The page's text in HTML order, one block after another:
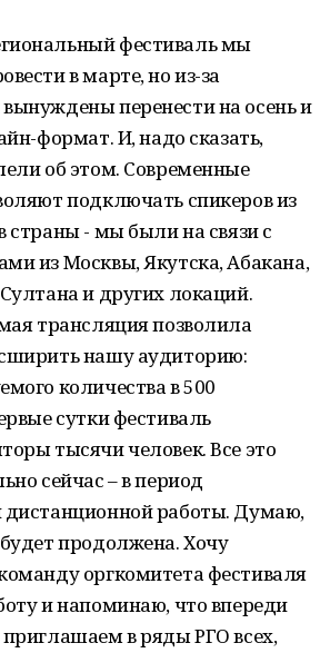
фестиваль мы
в марте, но из-за
перенести на осень и
формат. И, надо сказать,
об этом. Современные
подключать спикеров из
страны - мы были на связи с
из Москвы, Якутска, Абакана,
и других локаций.
трансляция позволила
нашу аудиторию:
количества в 500
сутки фестиваль
тысячи человек. Все это
сейчас – в период
дистанционной работы. Думаю,
продолжена. Хочу
оргкомитета фестиваля
и напоминаю, что впереди
в ряды РГО всех,